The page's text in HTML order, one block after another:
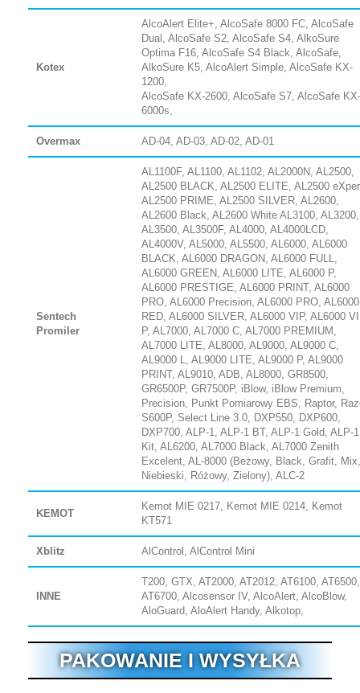
Kotex
AlcoAlert Elite+, AlcoSafe 8000 FC, AlcoSafe
Dual, AlcoSafe S2, AlcoSafe S4, AlkoSure
Optima F16, AlcoSafe S4 Black, AlcoSafe,
AlkoSure K5, AlcoAlert Simple, AlcoSafe KX-
1200,
AlcoSafe KX-2600, AlcoSafe S7, AlcoSafe KX-
6000s,
Overmax AD-04, AD-03, AD-02, AD-01
Sentech
Promiler
AL1100F, AL1100, AL1102, AL2000N, AL2500,
AL2500 BLACK, AL2500 ELITE, AL2500
AL2500 PRIME, AL2500 SILVER, AL2600,
AL2600 Black, AL2600 White AL3100, AL3200,
AL3500, AL3500F, AL4000, AL4000LCD,
AL4000V, AL5000, AL5500, AL6000, AL6000
BLACK, AL6000 DRAGON, AL6000 FULL,
AL6000 GREEN, AL6000 LITE, AL6000 P,
AL6000 PRESTIGE, AL6000 PRINT, AL6000
PRO, AL6000 Precision, AL6000 PRO, AL6000
RED, AL6000 SILVER, AL6000 VIP, AL6000
P, AL7000, AL7000 C, AL7000 PREMIUM,
AL7000 LITE, AL8000, AL9000, AL9000 C,
AL9000 L, AL9000 LITE, AL9000 P, AL9000
PRINT, AL9010, ADB, AL8000, GR8500,
GR6500P, GR7500P, iBlow, iBlow Premium,
Precision, Punkt Pomiarowy EBS, Raptor,
S600P, Select Line 3.0, DXP550, DXP600,
DXP700, ALP-1, ALP-1 BT, ALP-1 Gold, ALP-1
Kit, AL6200, AL7000 Black, AL7000 Zenith
Excelent, AL-8000 (Beżowy, Black, Grafit, Mix,
Niebieski, Różowy, Zielony), ALC-2
KEMOT
Kemot MIE 0217, Kemot MIE 0214, Kemot
KT571
Xblitz AlControl, AlControl Mini
INNE
T200, GTX, AT2000, AT2012, AT6100, AT6500,
AT6700, Alcosensor IV, AlcoAlert, AlcoBlow,
AloGuard, AloAlert Handy, Alkotop,
PAKOWANIE I WYSYŁKA